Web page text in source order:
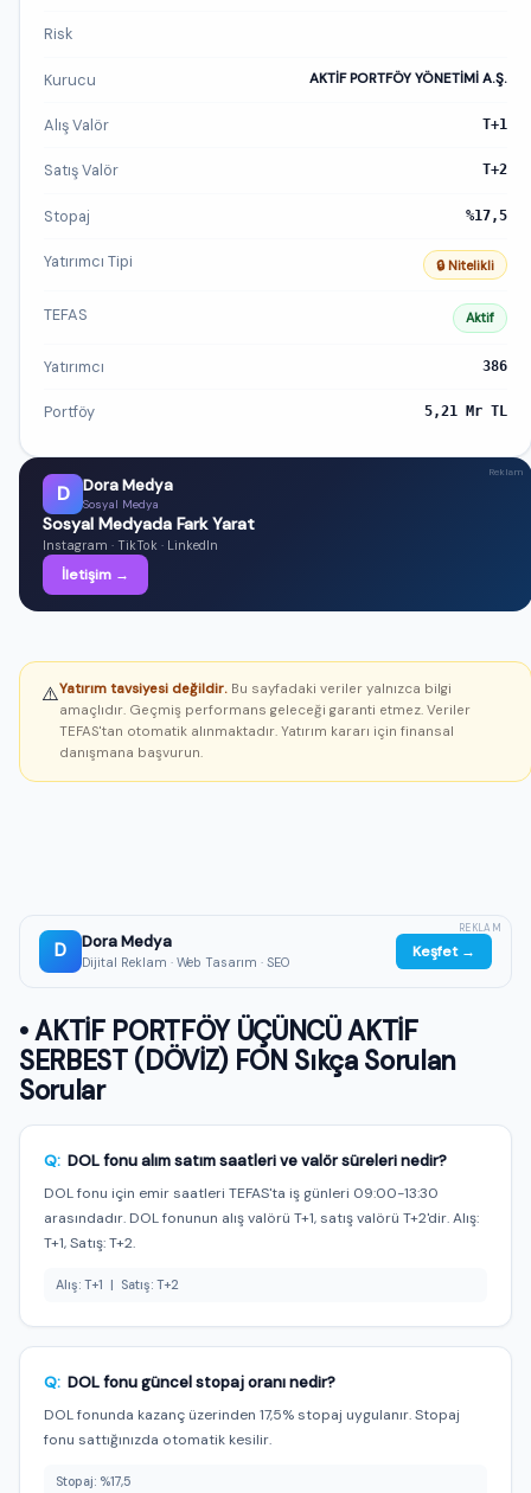
Risk
Kurucu AKTİF PORTFÖY YÖNETİMİ A.Ş.
Alış Valör T+1
Satış Valör T+2
Stopaj %17,5
Yatırımcı Tipi 🔒 Nitelikli
TEFAS Aktif
Yatırımcı 386
Portföy 5,21 Mr TL
D Dora Medya
Sosyal Medya
Sosyal Medyada Fark Yarat
Instagram · TikTok · LinkedIn
İletişim →
Reklam
⚠️Yatırım tavsiyesi değildir. Bu sayfadaki veriler yalnızca bilgi
amaçlıdır. Geçmiş performans geleceği garanti etmez. Veriler
TEFAS'tan otomatik alınmaktadır. Yatırım kararı için finansal
danışmana başvurun.
D Dora Medya
Dijital Reklam · Web Tasarım · SEO
Keşfet →
REKLAM
• AKTİF PORTFÖY ÜÇÜNCÜ AKTİF
SERBEST (DÖVİZ) FON Sıkça Sorulan
Sorular
Q: DOL fonu alım satım saatleri ve valör süreleri nedir?
DOL fonu için emir saatleri TEFAS'ta iş günleri 09:00-13:30
arasındadır. DOL fonunun alış valörü T+1, satış valörü T+2'dir. Alış:
T+1, Satış: T+2.
Alış: T+1 | Satış: T+2
Q: DOL fonu güncel stopaj oranı nedir?
DOL fonunda kazanç üzerinden 17,5% stopaj uygulanır. Stopaj
fonu sattığınızda otomatik kesilir.
Stopaj: %17,5